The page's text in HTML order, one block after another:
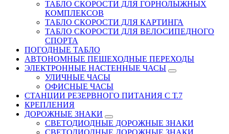
ТАБЛО СКОРОСТИ ДЛЯ ГОРНОЛЫЖНЫХ
КОМПЛЕКСОВ
ТАБЛО СКОРОСТИ ДЛЯ КАРТИНГА
ТАБЛО СКОРОСТИ ДЛЯ ВЕЛОСИПЕДНОГО
СПОРТА
ПОГОДНЫЕ ТАБЛО
АВТОНОМНЫЕ ПЕШЕХОДНЫЕ ПЕРЕХОДЫ
ЭЛЕКТРОННЫЕ НАСТЕННЫЕ ЧАСЫ
УЛИЧНЫЕ ЧАСЫ
ОФИСНЫЕ ЧАСЫ
СТАНЦИИ РЕЗЕРВНОГО ПИТАНИЯ С Т.7
КРЕПЛЕНИЯ
ДОРОЖНЫЕ ЗНАКИ
СВЕТОДИОДНЫЕ ДОРОЖНЫЕ ЗНАКИ
СВЕТОДИОДНЫЕ ДОРОЖНЫЕ ЗНАКИ